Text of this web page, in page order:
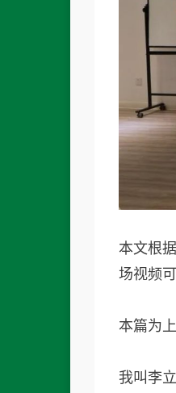
本文根
场视频
本篇为
我叫李